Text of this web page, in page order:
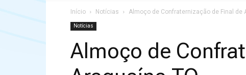
Início Notícias Almoço de Confraternização de Final de
Notícias
Almoço de